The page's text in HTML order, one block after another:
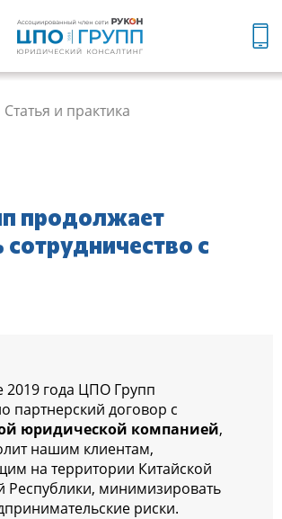
Статья и практика
продолжает
сотрудничество с
2019 года ЦПО Групп
партнерский договор с
юридической компанией,
нашим клиентам,
на территории Китайской
Республики, минимизировать
риски.